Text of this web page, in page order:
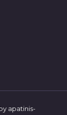
apatinis-